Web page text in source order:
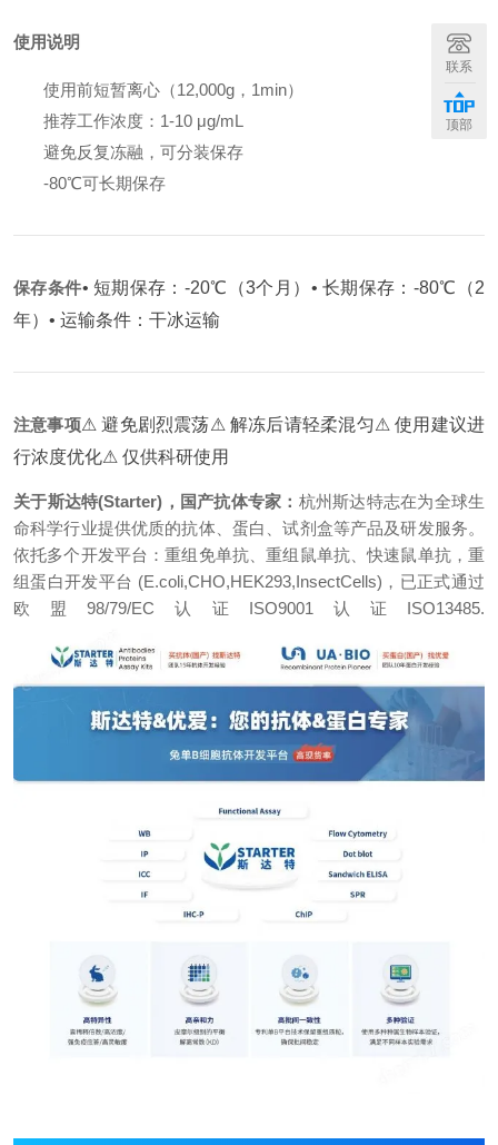
使用说明
使用前短暂离心（12,000g，1min）
推荐工作浓度：1-10 μg/mL
避免反复冻融，可分装保存
-80℃可长期保存
保存条件• 短期保存：-20℃（3个月） • 长期保存：-80℃（2
年） • 运输条件：干冰运输
注意事项⚠ 避免剧烈震荡⚠ 解冻后请轻柔混匀⚠ 使用建议进
行浓度优化⚠ 仅供科研使用
关于斯达特(Starter)，国产抗体专家： 杭州斯达特志在为全球生
命科学行业提供优质的抗体、蛋白、试剂盒等产品及研发服务。
依托多个开发平台：重组免单抗、重组鼠单抗、快速鼠单抗，重
组蛋白开发平台 (E.coli,CHO,HEK293,InsectCells)，已正式通过
欧盟98/79/EC认证ISO9001认证ISO13485.
联系
顶部